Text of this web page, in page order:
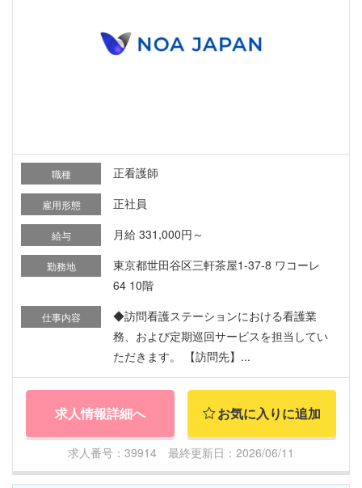
職種 正看護師
雇用形態 正社員
給与 月給 331,000円～
勤務地
東京都世田谷区三軒茶屋1-37-8 ワコーレ
64 10階
仕事内容
◆訪問看護ステーションにおける看護業
務、および定期巡回サービスを担当してい
ただきます。 【訪問先】...
求人情報詳細へ お気に入りに追加
求人番号：39914 最終更新日：2026/06/11